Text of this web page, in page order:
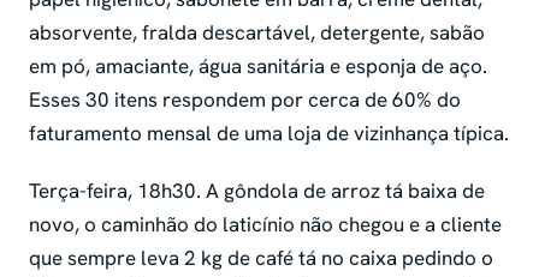
absorvente, fralda descartável, detergente, sabão
em pó, amaciante, água sanitária e esponja de aço.
Esses 30 itens respondem por cerca de 60% do
faturamento mensal de uma loja de vizinhança típica.
Terça-feira, 18h30. A gôndola de arroz tá baixa de
novo, o caminhão do laticínio não chegou e a cliente
que sempre leva 2 kg de café tá no caixa pedindo o